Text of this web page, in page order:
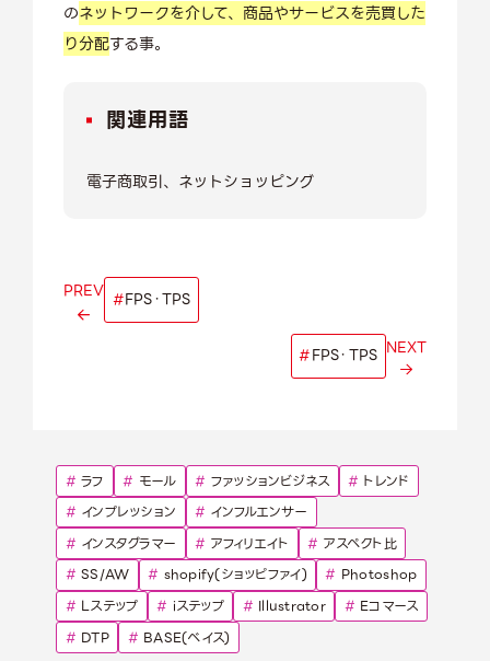
のネットワークを介して、商品やサービスを売買した
り分配する事。
関連用語
電子商取引、ネットショッピング
PREV #FPS・TPS
#FPS・TPS NEXT
# ラフ # モール # ファッションビジネス # トレンド
# インプレッション # インフルエンサー
# インスタグラマー # アフィリエイト # アスペクト比
# SS/AW # shopify(ショッピファイ) # Photoshop
# Lステップ # iステップ # Illustrator # Eコマース
# DTP # BASE(ベイス)